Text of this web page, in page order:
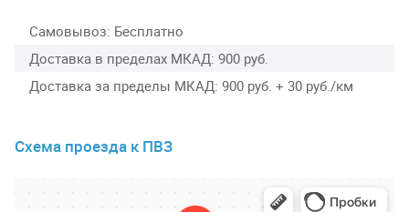
Самовывоз Бесплатно
Доставка в пределах МКАД 900 руб.
Доставка за пределы МКАД 900 руб. + 30 руб./км
Схема проезда к ПВЗ